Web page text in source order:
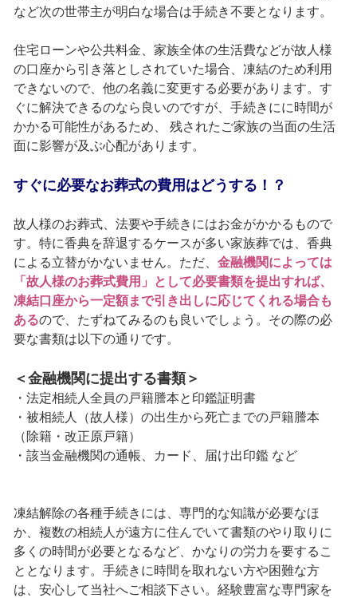
など次の世帯主が明白な場合は手続き不要となります。
住宅ローンや公共料金、家族全体の生活費などが故人様
の口座から引き落としされていた場合、凍結のため利用
できないので、他の名義に変更する必要があります。す
ぐに解決できるのなら良いのですが、手続きにに時間が
かかる可能性があるため、 残されたご家族の当面の生活
面に影響が及ぶ心配があります。
すぐに必要なお葬式の費用はどうする！？
故人様のお葬式、法要や手続きにはお金がかかるもので
す。特に香典を辞退するケースが多い家族葬では、香典
による立替がかないません。ただ、 金融機関によっては
「故人様のお葬式費用」として必要書類を提出すれば、
凍結口座から一定額まで引き出しに応じてくれる場合も
あるので、たずねてみるのも良いでしょう。その際の必
要な書類は以下の通りです。
＜金融機関に提出する書類＞
・法定相続人全員の戸籍謄本と印鑑証明書
・被相続人（故人様）の出生から死亡までの戸籍謄本
（除籍・改正原戸籍）
・該当金融機関の通帳、カード、届け出印鑑 など
凍結解除の各種手続きには、専門的な知識が必要なほ
か、複数の相続人が遠方に住んでいて書類のやり取りに
多くの時間が必要となるなど、かなりの労力を要するこ
ととなります。手続きに時間を取れない方や困難な方
は、安心して当社へご相談下さい。経験豊富な専門家を